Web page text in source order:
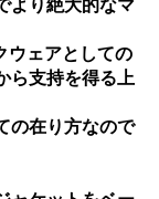
より絶大的なマ
ウェアとしての
ら支持を得る上
の在り方なので